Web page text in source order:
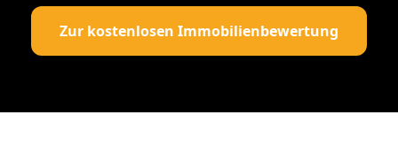
Zur kostenlosen Immobilienbewertung